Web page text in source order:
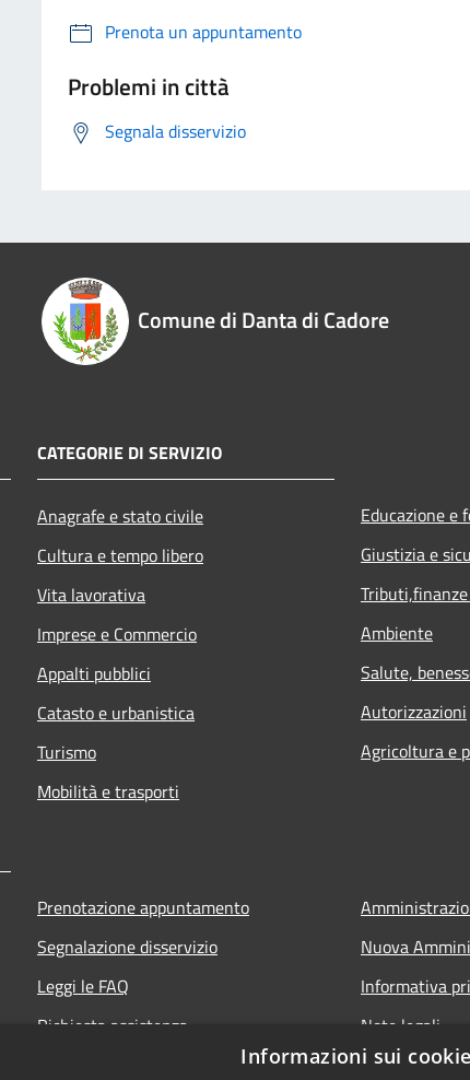
Prenota un appuntamento
Problemi in città
Segnala disservizio
Comune di Danta di Cadore
CATEGORIE DI SERVIZIO
Anagrafe e stato civile
Cultura e tempo libero
Vita lavorativa
Imprese e Commercio
Appalti pubblici
Catasto e urbanistica
Turismo
Mobilità e trasporti
Educazione e
Giustizia e
Ambiente
Salute,
Autorizzazioni
Agricoltura e
Prenotazione appuntamento
Segnalazione disservizio
Leggi le FAQ
Richiesta assistenza
Nuova
Informativa
Note legali
Dichiarazione
Informazioni sui cookie